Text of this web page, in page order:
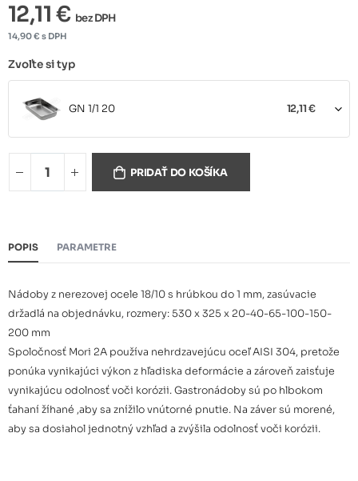
12,11 € bez DPH
14,90 € s DPH
Zvoľte si typ
GN 1/1 20 12,11 €
GN 1/1 40
GN 1/1 200 35,37 €
PRIDAŤ DO KOŠÍKA
POPIS PARAMETRE
Nádoby z nerezovej ocele 18/10 s hrúbkou do 1 mm, zasúvacie
držadlá na objednávku, rozmery: 530 x 325 x 20-40-65-100-150-
200 mm
Spoločnosť Mori 2A používa nehrdzavejúcu oceľ AISI 304, pretože
ponúka vynikajúci výkon z hľadiska deformácie a zároveň zaisťuje
vynikajúcu odolnosť voči korózii. Gastronádoby sú po hlbokom
ťahaní žíhané ,aby sa znížilo vnútorné pnutie. Na záver sú morené,
aby sa dosiahol jednotný vzhľad a zvýšila odolnosť voči korózii.